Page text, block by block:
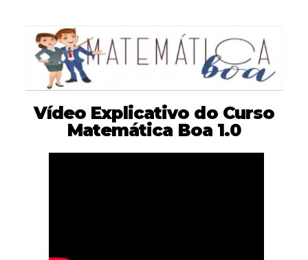
Vídeo Explicativo do Curso
Matemática Boa 1.0